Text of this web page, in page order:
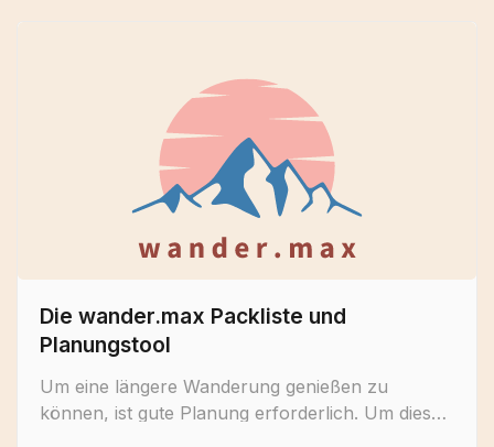
Weitere Ratgeber und Hilfe
Die wander.max Packliste und
Planungstool
Um eine längere Wanderung genießen zu
können, ist gute Planung erforderlich. Um dies